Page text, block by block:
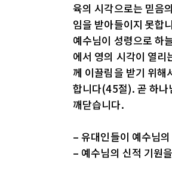
육의 시각으로는 믿음
임을 받아들이지 못합
예수님이 성령으로 하
에서 영의 시각이 열
께 이끌림을 받기 위
합니다(45절). 곧 하나
깨닫습니다.
– 유대인들이 예수님
– 예수님의 신적 기원